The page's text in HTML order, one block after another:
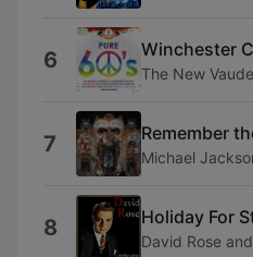
6 Winchester
The New
7 Remember
Michael
8 Holiday For
David Rose